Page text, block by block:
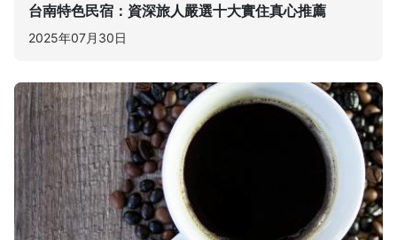
台南特色民宿：資深旅人嚴選十大實住真心推薦
2025年07月30日